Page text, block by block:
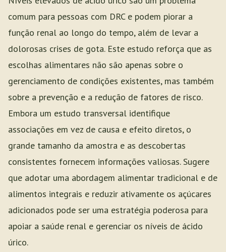
comum para pessoas com DRC e podem piorar a
função renal ao longo do tempo, além de levar a
dolorosas crises de gota. Este estudo reforça que as
escolhas alimentares não são apenas sobre o
gerenciamento de condições existentes, mas também
sobre a prevenção e a redução de fatores de risco.
Embora um estudo transversal identifique
associações em vez de causa e efeito diretos, o
grande tamanho da amostra e as descobertas
consistentes fornecem informações valiosas. Sugere
que adotar uma abordagem alimentar tradicional e de
alimentos integrais e reduzir ativamente os açúcares
adicionados pode ser uma estratégia poderosa para
apoiar a saúde renal e gerenciar os níveis de ácido
úrico.